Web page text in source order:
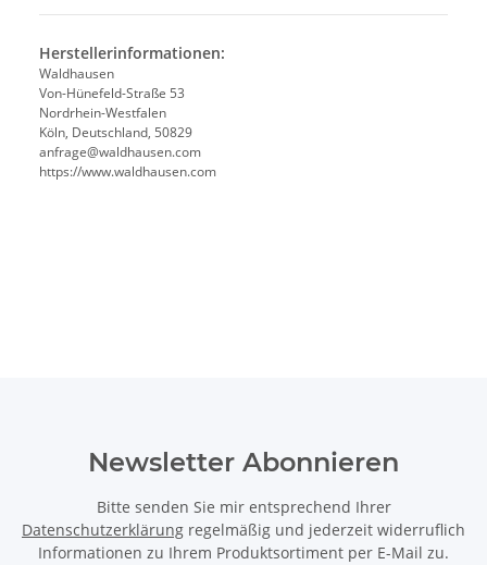
Herstellerinformationen:
Waldhausen
Von-Hünefeld-Straße 53
Nordrhein-Westfalen
Köln, Deutschland, 50829
anfrage@waldhausen.com
https://www.waldhausen.com
Newsletter Abonnieren
Bitte senden Sie mir entsprechend Ihrer
Datenschutzerklärung regelmäßig und jederzeit widerruflich
Informationen zu Ihrem Produktsortiment per E-Mail zu.